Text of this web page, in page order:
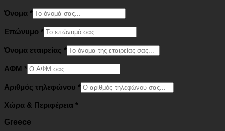
Όνομα *
Επώνυμο *
Όνομα εταιρείας *
ΑΦΜ *
Αριθμός τηλεφώνου *
Χώρα & Περιφέρεια *
Greece